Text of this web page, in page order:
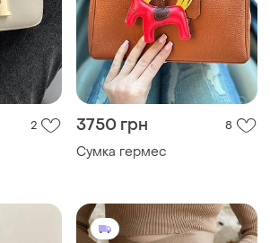
2 3750 грн 8
Сумка гермес